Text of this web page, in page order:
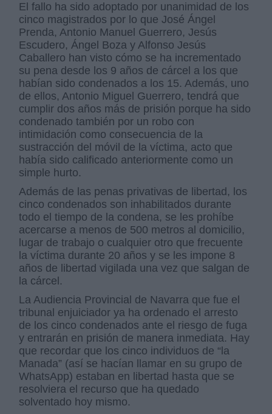
El fallo ha sido adoptado por unanimidad de los
cinco magistrados por lo que José Ángel
Prenda, Antonio Manuel Guerrero, Jesús
Escudero, Ángel Boza y Alfonso Jesús
Caballero han visto cómo se ha incrementado
su pena desde los 9 años de cárcel a los que
habían sido condenados a los 15. Además, uno
de ellos, Antonio Miguel Guerrero, tendrá que
cumplir dos años más de prisión porque ha sido
condenado también por un robo con
intimidación como consecuencia de la
sustracción del móvil de la víctima, acto que
había sido calificado anteriormente como un
simple hurto.
Además de las penas privativas de libertad, los
cinco condenados son inhabilitados durante
todo el tiempo de la condena, se les prohíbe
acercarse a menos de 500 metros al domicilio,
lugar de trabajo o cualquier otro que frecuente
la víctima durante 20 años y se les impone 8
años de libertad vigilada una vez que salgan de
la cárcel.
La Audiencia Provincial de Navarra que fue el
tribunal enjuiciador ya ha ordenado el arresto
de los cinco condenados ante el riesgo de fuga
y entrarán en prisión de manera inmediata. Hay
que recordar que los cinco individuos de “la
Manada” (así se hacían llamar en su grupo de
WhatsApp) estaban en libertad hasta que se
resolviera el recurso que ha quedado
solventado hoy mismo.